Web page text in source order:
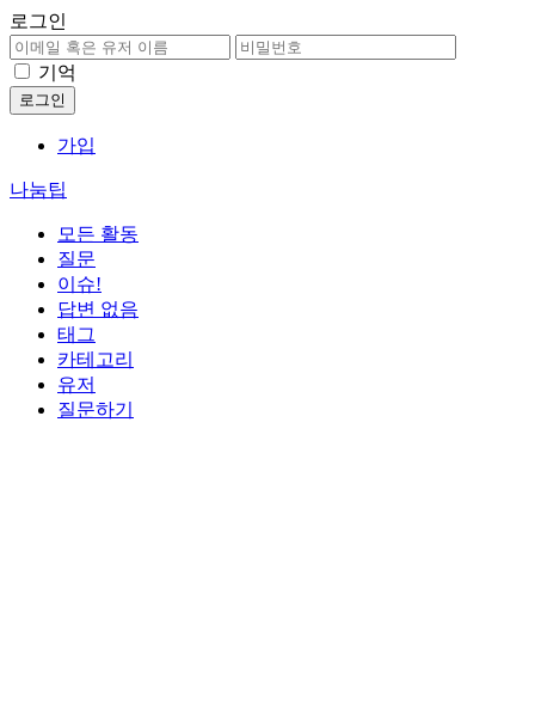
로그인
기억
가입
나눔팁
모든 활동
질문
이슈!
답변 없음
태그
카테고리
유저
질문하기